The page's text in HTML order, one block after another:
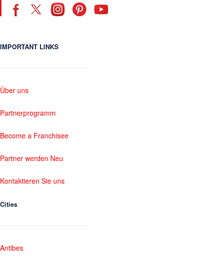
IMPORTANT LINKS
Über uns
Partnerprogramm
Become a Franchisee
Partner werden Neu
Kontaktieren Sie uns
Cities
Antibes